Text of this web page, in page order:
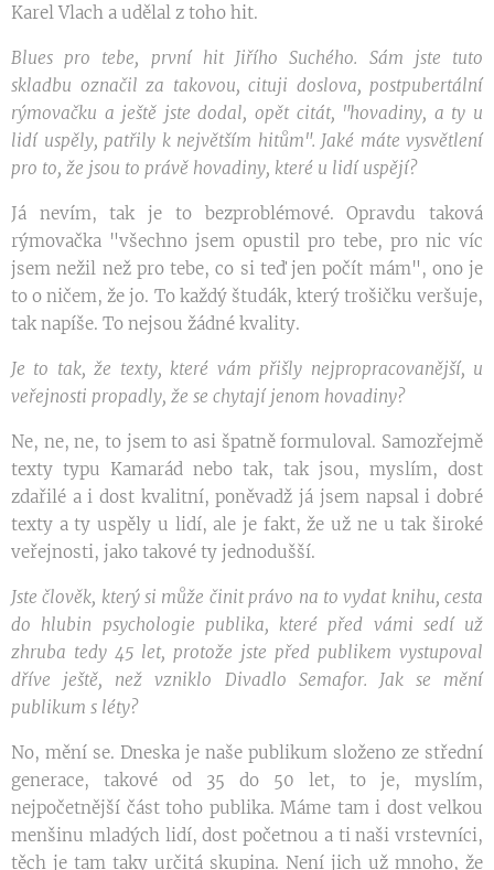
Karel Vlach a udělal z toho hit.
Blues pro tebe, první hit Jiřího Suchého. Sám jste tuto
skladbu označil za takovou, cituji doslova, postpubertální
rýmovačku a ještě jste dodal, opět citát, "hovadiny, a ty u
lidí uspěly, patřily k největším hitům". Jaké máte vysvětlení
pro to, že jsou to právě hovadiny, které u lidí uspějí?
Já nevím, tak je to bezproblémové. Opravdu taková
rýmovačka "všechno jsem opustil pro tebe, pro nic víc
jsem nežil než pro tebe, co si teď jen počít mám", ono je
to o ničem, že jo. To každý študák, který trošičku veršuje,
tak napíše. To nejsou žádné kvality.
Je to tak, že texty, které vám přišly nejpropracovanější, u
veřejnosti propadly, že se chytají jenom hovadiny?
Ne, ne, ne, to jsem to asi špatně formuloval. Samozřejmě
texty typu Kamarád nebo tak, tak jsou, myslím, dost
zdařilé a i dost kvalitní, poněvadž já jsem napsal i dobré
texty a ty uspěly u lidí, ale je fakt, že už ne u tak široké
veřejnosti, jako takové ty jednodušší.
Jste člověk, který si může činit právo na to vydat knihu, cesta
do hlubin psychologie publika, které před vámi sedí už
zhruba tedy 45 let, protože jste před publikem vystupoval
dříve ještě, než vzniklo Divadlo Semafor. Jak se mění
publikum s léty?
No, mění se. Dneska je naše publikum složeno ze střední
generace, takové od 35 do 50 let, to je, myslím,
nejpočetnější část toho publika. Máme tam i dost velkou
menšinu mladých lidí, dost početnou a ti naši vrstevníci,
těch je tam taky určitá skupina. Není jich už mnoho, že